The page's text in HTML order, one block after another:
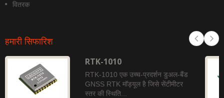
वितरक
हमारी सिफारिश
RTK-1010
RTK-1010 एक उच्च-प्रदर्शन डुअल-बैंड
GNSS RTK मॉड्यूल है जिसे सेंटीमीटर
स्तर की स्थिति...